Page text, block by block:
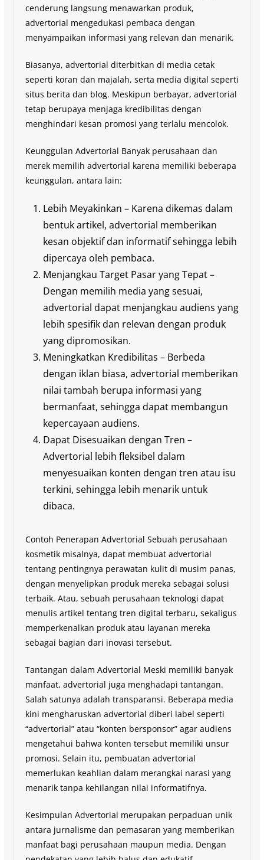
cenderung langsung menawarkan produk,
advertorial mengedukasi pembaca dengan
menyampaikan informasi yang relevan dan menarik.
Biasanya, advertorial diterbitkan di media cetak
seperti koran dan majalah, serta media digital seperti
situs berita dan blog. Meskipun berbayar, advertorial
tetap berupaya menjaga kredibilitas dengan
menghindari kesan promosi yang terlalu mencolok.
Keunggulan Advertorial Banyak perusahaan dan
merek memilih advertorial karena memiliki beberapa
keunggulan, antara lain:
Lebih Meyakinkan – Karena dikemas dalam
bentuk artikel, advertorial memberikan
kesan objektif dan informatif sehingga lebih
dipercaya oleh pembaca.
Menjangkau Target Pasar yang Tepat –
Dengan memilih media yang sesuai,
advertorial dapat menjangkau audiens yang
lebih spesifik dan relevan dengan produk
yang dipromosikan.
Meningkatkan Kredibilitas – Berbeda
dengan iklan biasa, advertorial memberikan
nilai tambah berupa informasi yang
bermanfaat, sehingga dapat membangun
kepercayaan audiens.
Dapat Disesuaikan dengan Tren –
Advertorial lebih fleksibel dalam
menyesuaikan konten dengan tren atau isu
terkini, sehingga lebih menarik untuk
dibaca.
Contoh Penerapan Advertorial Sebuah perusahaan
kosmetik misalnya, dapat membuat advertorial
tentang pentingnya perawatan kulit di musim panas,
dengan menyelipkan produk mereka sebagai solusi
terbaik. Atau, sebuah perusahaan teknologi dapat
menulis artikel tentang tren digital terbaru, sekaligus
memperkenalkan produk atau layanan mereka
sebagai bagian dari inovasi tersebut.
Tantangan dalam Advertorial Meski memiliki banyak
manfaat, advertorial juga menghadapi tantangan.
Salah satunya adalah transparansi. Beberapa media
kini mengharuskan advertorial diberi label seperti
“advertorial” atau “konten bersponsor” agar audiens
mengetahui bahwa konten tersebut memiliki unsur
promosi. Selain itu, pembuatan advertorial
memerlukan keahlian dalam merangkai narasi yang
menarik tanpa kehilangan nilai informatifnya.
Kesimpulan Advertorial merupakan perpaduan unik
antara jurnalisme dan pemasaran yang memberikan
manfaat bagi perusahaan maupun media. Dengan